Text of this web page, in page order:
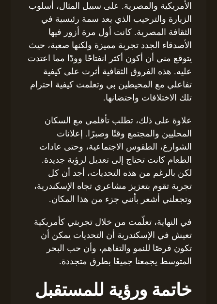
الأمريكية والمصرية. على سبيل المثال، أسلوب
الزيارة والترحيب الذي يعد سمة رئيسية في
الثقافة المصرية. كانت أول مرة أزور فيها
الأصدقاء الجدد تجربة مميزة ولكنها صعبة، حيث
يتوقع مني أن أكون أكثر انفتاحًا وودًا مما اعتدت
عليه. هذه الفروق الثقافية أثرت على كيفية
تفاعلي مع المحيطين بي وتعلمت كيفية احترام
تلك الاختلافات واحتضانها.
علاوة على ذلك، تطلب تأقلمي مع السكان
المحليين والمجتمع وقتًا وصبرًا. إعلانات
الشوارع، الطقوس الاجتماعية، وحتى عادات
الطعام كانت تحتاج إلى تعديل لرؤية جديدة.
لكن بالرغم من هذه التحديات، أجد أن كل
تجربة تقوم بتعزيز مشاعري تجاه الإسكندرية،
وتجعلني أشعر بأنني جزء من هذا المكان.
في النهاية، تعلّمت من خلال تجربتي كأمريكية
تعيش في الإسكندرية أن التحديات يمكن أن
تكون فرصًا للنمو والتفاهم، وأن حب البحر
المتوسط يجمعنا جميعًا بطرق متجددة.
خاتمة ورؤية للمستقبل